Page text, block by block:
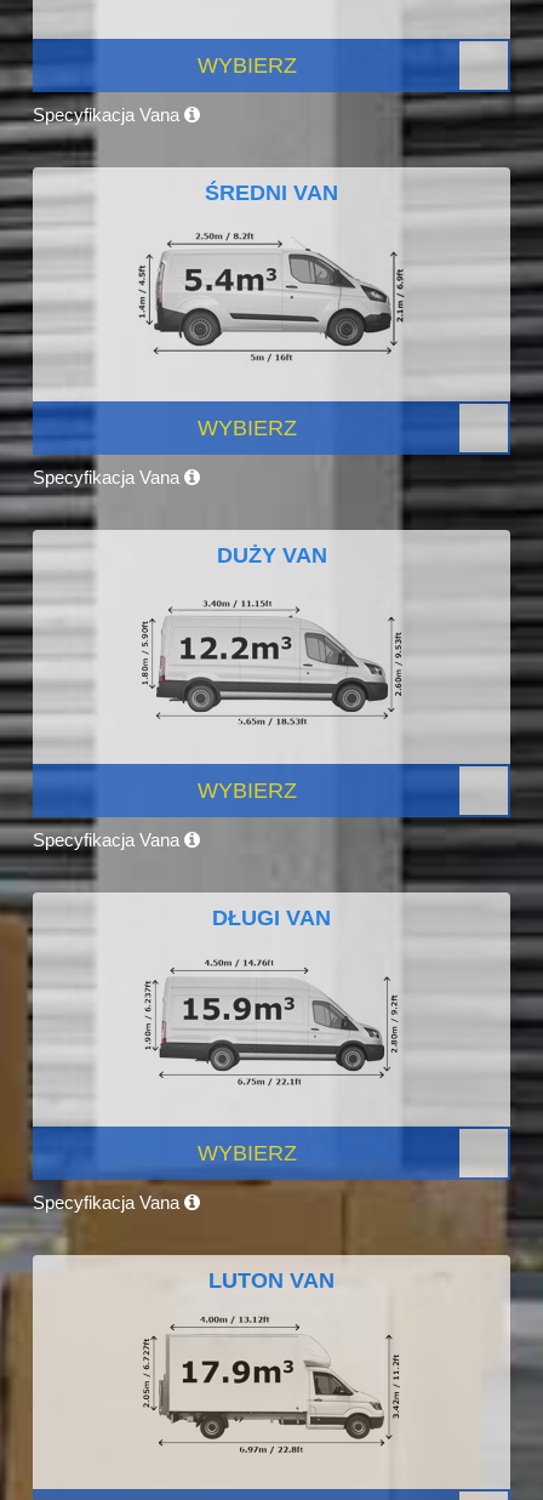
WYBIERZ
Specyfikacja Vana
ŚREDNI VAN
WYBIERZ
Specyfikacja Vana
DUŻY VAN
WYBIERZ
Specyfikacja Vana
DŁUGI VAN
WYBIERZ
Specyfikacja Vana
LUTON VAN